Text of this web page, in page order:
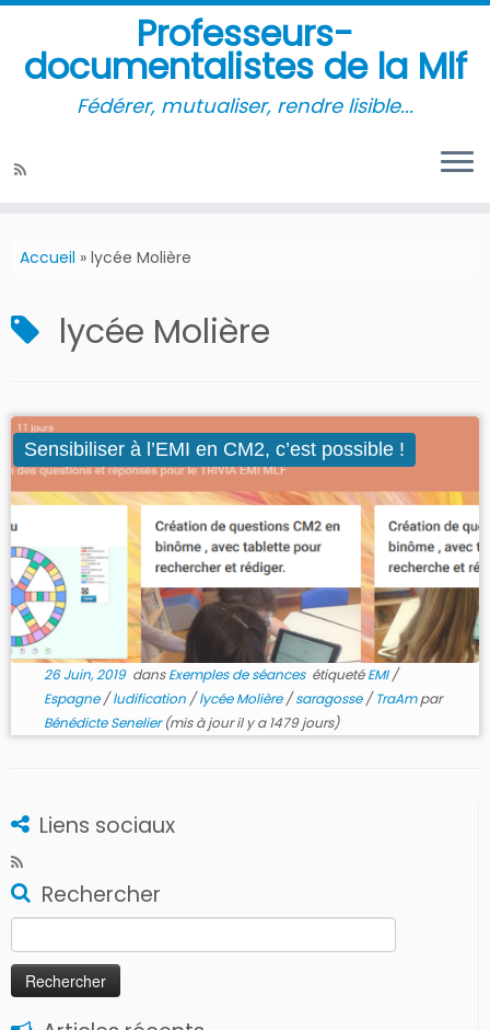
Professeurs-
documentalistes de la Mlf
Fédérer, mutualiser, rendre lisible...
Accueil » lycée Molière
lycée Molière
Sensibiliser à l’EMI en CM2, c’est possible !
26 Juin, 2019dansExemples de séances étiquetéEMI/
Espagne/ludification /lycée Molière/saragosse/TraAmpar
Bénédicte Senelier(mis à jour il y a 1479 jours)
Liens sociaux
Rechercher